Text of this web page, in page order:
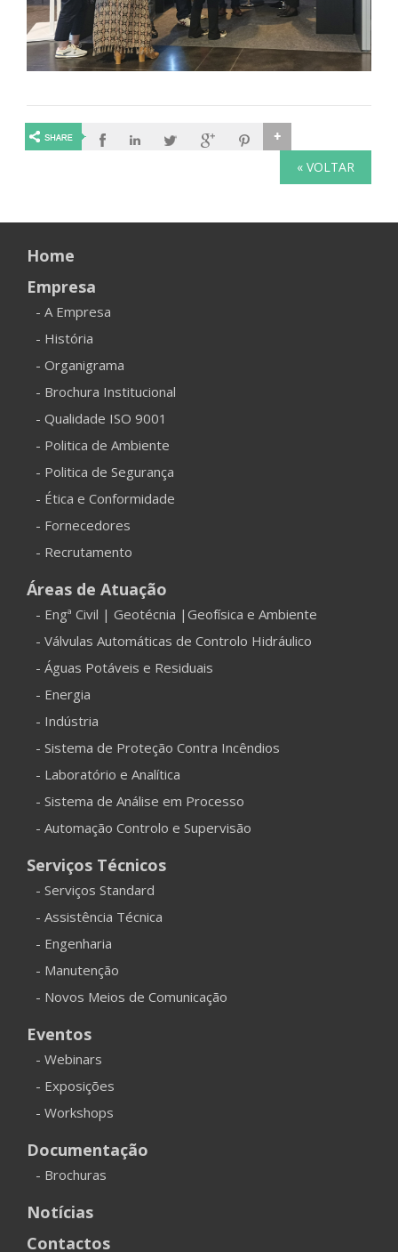
« VOLTAR
Home
Empresa
- A Empresa
- História
- Organigrama
- Brochura Institucional
- Qualidade ISO 9001
- Politica de Ambiente
- Politica de Segurança
- Ética e Conformidade
- Fornecedores
- Recrutamento
Áreas de Atuação
- Engª Civil | Geotécnia |Geofísica e Ambiente
- Válvulas Automáticas de Controlo Hidráulico
- Águas Potáveis e Residuais
- Energia
- Indústria
- Sistema de Proteção Contra Incêndios
- Laboratório e Analítica
- Sistema de Análise em Processo
- Automação Controlo e Supervisão
Serviços Técnicos
- Serviços Standard
- Assistência Técnica
- Engenharia
- Manutenção
- Novos Meios de Comunicação
Eventos
- Webinars
- Exposições
- Workshops
Documentação
- Brochuras
Notícias
Contactos